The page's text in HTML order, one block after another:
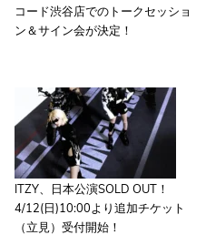
コード渋谷店でのトークセッショ
ン＆サイン会が決定！
ITZY、日本公演SOLD OUT！
4/12(日)10:00より追加チケット
（立見）受付開始！